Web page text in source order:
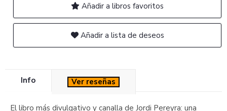
Añadir a libros favoritos
Añadir a lista de deseos
Info Ver reseñas
El libro más divulgativo y canalla de Jordi Pereyra: una